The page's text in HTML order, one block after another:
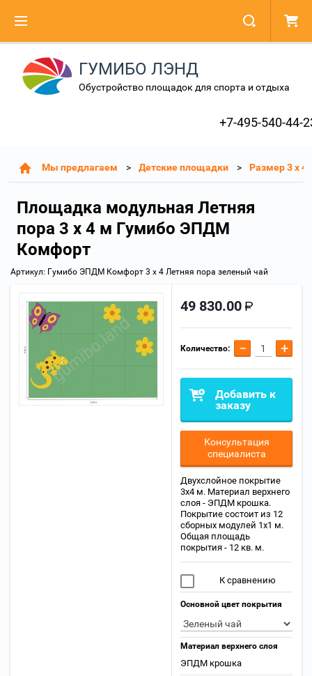
ГУМИБО ЛЭНД
Обустройство площадок для спорта и отдыха
+7-495-540-44-
Мы предлагаем Детские площадки Размер 3 х 4
Площадка модульная Летняя
пора 3 х 4 м Гумибо ЭПДМ
Комфорт
Артикул: Гумибо ЭПДМ Комфорт 3 х 4 Летняя пора зеленый чай
49 830.00
Количество: − +
Добавить к
заказу
Консультация
специалиста
Двухслойное покрытие
3х4 м. Материал верхнего
слоя - ЭПДМ крошка.
Покрытие состоит из 12
сборных модулей 1х1 м.
Общая площадь
покрытия - 12 кв. м.
К сравнению
Основной цвет покрытия
Материал верхнего слоя
ЭПДМ крошка